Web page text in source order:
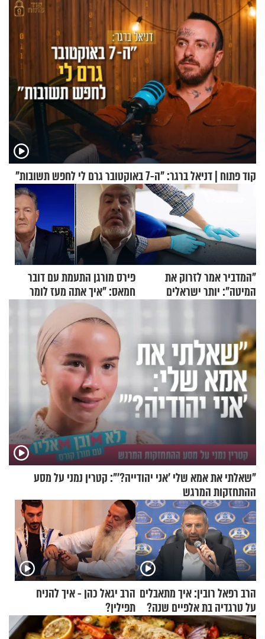
החרדית" בבוקר בהנחת תפילין"
קוד פתוח | דניאל ברגר: "ה-7 באוקטובר גרם לי לחפש תשובות"
"המדביר אמר לזרוק את
המיטה": יותר ישראלים
המיטה
פירס מורגן התעמת עם דובר
חמאס: "איך אתה מעז לומר
שלא ביצעתם פשעי מלחמה?!"
"שאלתי את אמא שלי 'אני יהודייה?'": קטרין נמני על מסע
ההתחזקות המרגש
הרב רפאל רובין: איך מתאבלים
על טרגדיה בת אלפיים שנה?
הרב יגאל כהן - איך להניח
תפילין?